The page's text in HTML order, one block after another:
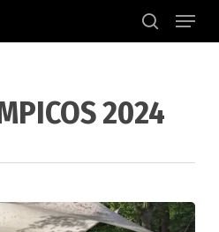
search
Menu
2024